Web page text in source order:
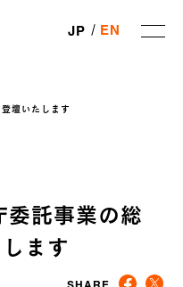
JP EN
壇いたします
委託事業の総
ます